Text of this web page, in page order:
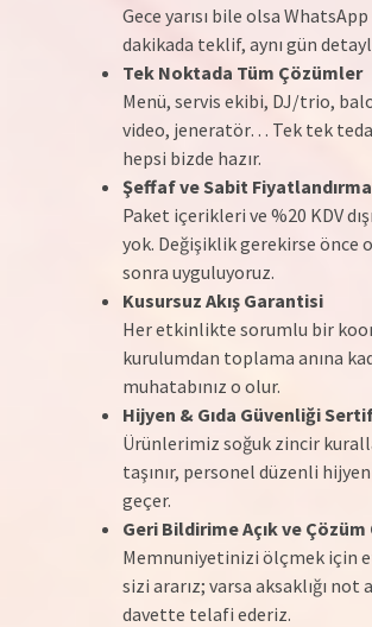
Gece yarısı bile olsa
dakikada teklif, aynı gün
Tek Noktada Tüm Çözümler
Menü, servis ekibi, DJ/trio,
video, jeneratör… Tek tek
hepsi bizde hazır.
Şeffaf ve Sabit Fiyatlandırma
Paket içerikleri ve %20 KDV
yok. Değişiklik gerekirse önce
sonra uyguluyoruz.
Kusursuz Akış Garantisi
Her etkinlikte sorumlu bir
kurulumdan toplama anına
muhatabınız o olur.
Hijyen & Gıda Güvenliği
Ürünlerimiz soğuk zincir
taşınır, personel düzenli
geçer.
Geri Bildirime Açık ve Çözüm
Memnuniyetinizi ölçmek için
sizi ararız; varsa aksaklığı not
davette telafi ederiz.